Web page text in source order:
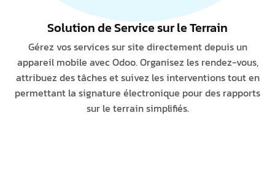
Solution de Service sur le Terrain
Gérez vos services sur site directement depuis un
appareil mobile avec Odoo. Organisez les rendez-vous,
attribuez des tâches et suivez les interventions tout en
permettant la signature électronique pour des rapports
sur le terrain simplifiés.